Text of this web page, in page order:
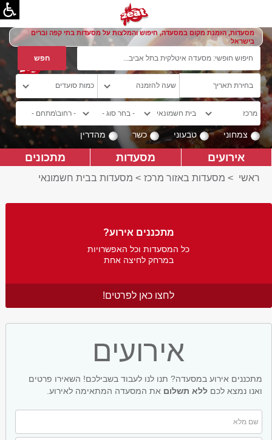
מסעדות, הזמנת מקום במסעדה, חיפוש והמלצות על מסעדות בתי קפה וברים
בישראל
צמחוני טבעוני כשר מהדרין
אירועים מסעדות מתכונים
ראשי > מסעדות באזור מרכז > מסעדות בבית חשמונאי
מתכננים אירוע?
כל המסעדות וכל האפשרויות
במרחק לחיצה אחת
לחצו כאן לפרטים!
אירועים
מתכננים אירוע במסעדה? תנו לנו לעבוד בשבילכם! השאירו פרטים
ואנו נמצא לכם ללא תשלום את המסעדה המתאימה לאירוע.